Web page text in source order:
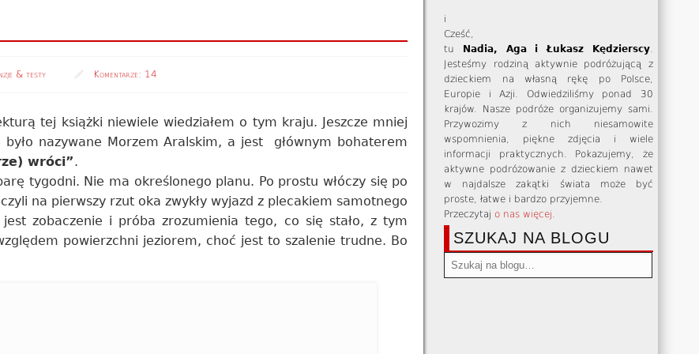
& testy Komentarze: 14
tej książki niewiele wiedziałem o tym kraju. Jeszcze mniej
nazywane Morzem Aralskim, a jest głównym bohaterem
wróci”.
tygodni. Nie ma określonego planu. Po prostu włóczy się po
na pierwszy rzut oka zwykły wyjazd z plecakiem samotnego
zobaczenie i próba zrozumienia tego, co się stało, z tym
powierzchni jeziorem, choć jest to szalenie trudne. Bo
i
Cześć,
tu
Nadia, Aga i Łukasz Kędzierscy.
Jesteśmy rodziną aktywnie podróżującą z
dzieckiem na własną rękę po Polsce,
Europie i Azji. Odwiedziliśmy ponad 30
krajów. Nasze podróże organizujemy sami.
Przywozimy z nich niesamowite
wspomnienia, piękne zdjęcia i wiele
informacji praktycznych. Pokazujemy, że
aktywne podróżowanie z dzieckiem nawet
w najdalsze zakątki świata może być
proste, łatwe i bardzo przyjemne.
Przeczytaj o nas więcej.
SZUKAJ NA BLOGU